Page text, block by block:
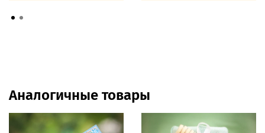
Аналогичные товары